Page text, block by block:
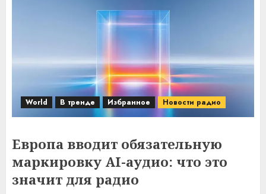
World В тренде Избранное Новости радио
Европа вводит обязательную
маркировку AI-аудио: что это
значит для радио